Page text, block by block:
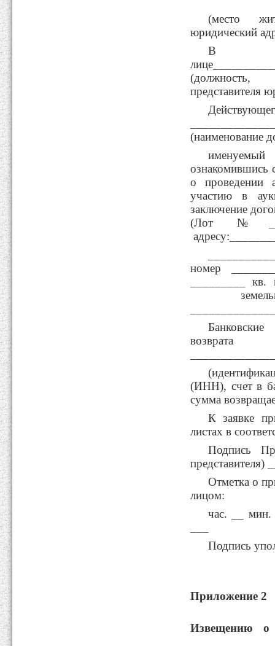
(место
юридический
В
представителя
(наименование
о проведении
участию в
заключение
(Лот
номер
_________ кв.
(ИНН), счет в
сумма
К заявке
листах в
Подпись
Отметка о
лицом:
час. __
Подпись
Приложение 2
Извещению о